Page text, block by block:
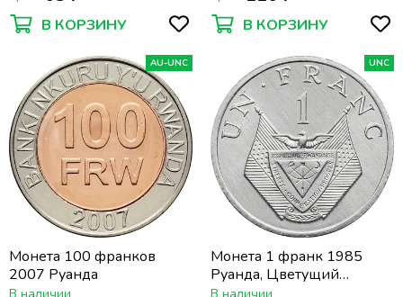
В КОРЗИНУ В КОРЗИНУ
AU-UNC
Монета 100 франков
2007 Руанда
UNC
Монета 1 франк 1985
Руанда, Цветущий
стебель проса